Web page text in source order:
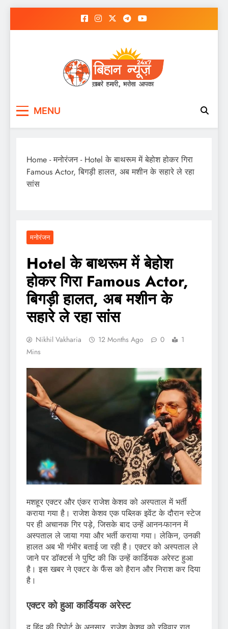
MENU
Home -मनोरंजन- Hotel के बाथरूम में बेहोश होकर गिरा
Famous Actor, बिगड़ी हालत, अब मशीन के सहारे ले रहा
सांस
मनोरंजन
Hotel के बाथरूम में बेहोश
होकर गिरा Famous Actor,
बिगड़ी हालत, अब मशीन के
सहारे ले रहा सांस
Nikhil Vakharia 12 Months Ago 0
1
Mins
मशहूर एक्टर और एंकर राजेश केशव को अस्पताल में भर्ती
कराया गया है। राजेश केशव एक पब्लिक इवेंट के दौरान स्टेज
पर ही अचानक गिर पड़े, जिसके बाद उन्हें आनन-फानन में
अस्पताल ले जाया गया और भर्ती कराया गया। लेकिन, उनकी
हालत अब भी गंभीर बताई जा रही है। एक्टर को अस्पताल ले
जाने पर डॉक्टर्स ने पुष्टि की कि उन्हें कार्डियक अरेस्ट हुआ
है। इस खबर ने एक्टर के फैंस को हैरान और निराश कर दिया
है।
एक्टर को हुआ कार्डियक अरेस्ट